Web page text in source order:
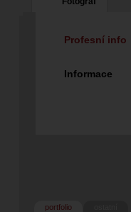
Profesní info
Informace
portfolio